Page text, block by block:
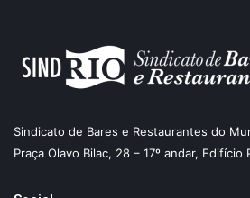
Sindicato de Bares e Restaurantes do
Praça Olavo Bilac, 28 – 17º andar,